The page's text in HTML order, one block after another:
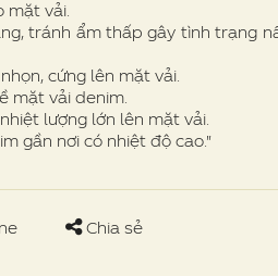
mặt vải.
tránh ẩm thấp gây tình trạng
cứng lên mặt vải.
mặt vải denim.
lượng lớn lên mặt vải.
gần nơi có nhiệt độ cao."
Chia sẻ